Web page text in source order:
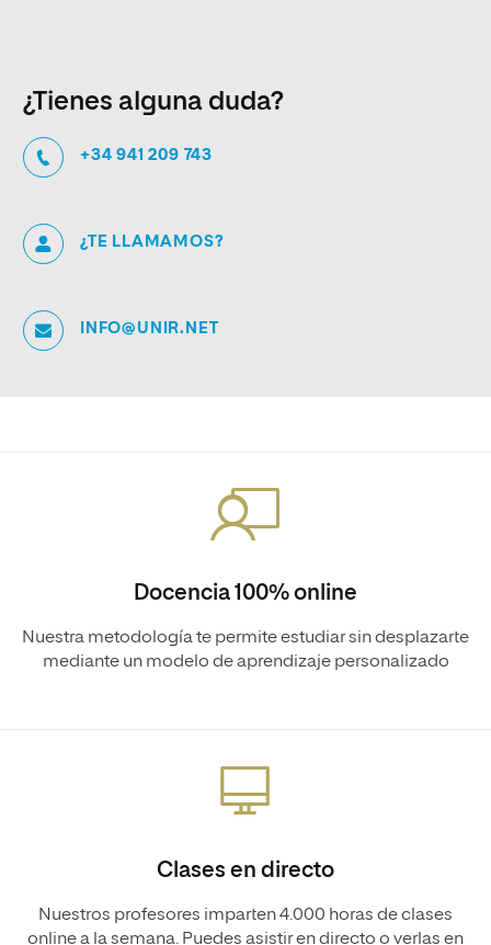
¿Tienes alguna duda?
+34 941 209 743
¿TE LLAMAMOS?
INFO@UNIR.NET
Docencia 100% online
Nuestra metodología te permite estudiar sin desplazarte
mediante un modelo de aprendizaje personalizado
Clases en directo
Nuestros profesores imparten 4.000 horas de clases
online a la semana. Puedes asistir en directo o verlas en